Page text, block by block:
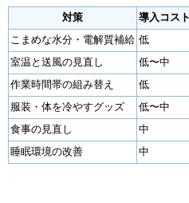
対策 導入コスト
こまめな水分・電解質補給 低
室温と送風の見直し
低〜中
作業時間帯の組み替え
低
服装・体を冷やすグッズ
低〜中
食事の見直し
中
睡眠環境の改善
中